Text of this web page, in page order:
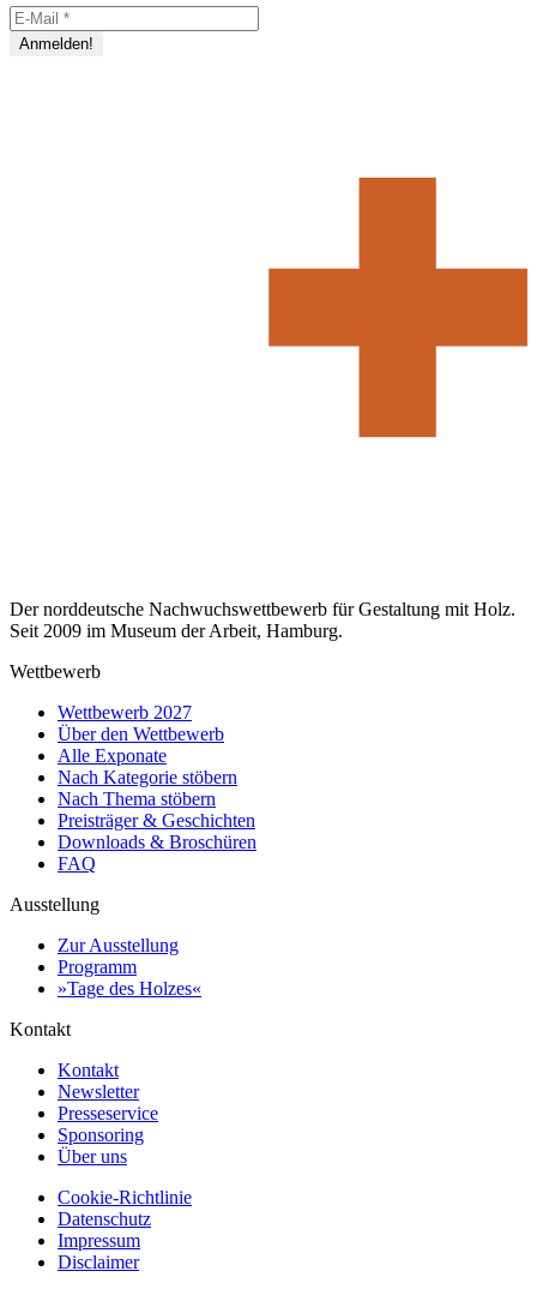
Der norddeutsche Nachwuchswettbewerb für Gestaltung mit Holz.
Seit 2009 im Museum der Arbeit, Hamburg.
Wettbewerb
Wettbewerb 2027
Über den Wettbewerb
Alle Exponate
Nach Kategorie stöbern
Nach Thema stöbern
Preisträger & Geschichten
Downloads & Broschüren
FAQ
Ausstellung
Zur Ausstellung
Programm
»Tage des Holzes«
Kontakt
Kontakt
Newsletter
Presseservice
Sponsoring
Über uns
Cookie-Richtlinie
Datenschutz
Impressum
Disclaimer